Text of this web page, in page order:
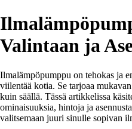
Valintaan ja
Ilmalämpöpumppu on tehokas ja
viilentää kotia. Se tarjoaa
kuin säällä. Tässä artikkelissa
ominaisuuksia, hintoja ja
valitsemaan juuri sinulle sopivan